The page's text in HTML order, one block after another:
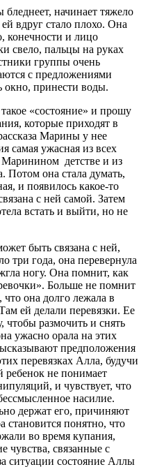
начинает тяжело
вдруг стало плохо. Она
конечности и лицо
свело, пальцы на руках
группы очень
с предложениями
окно, принести воды.
«состояние» и прошу
которые приходят в
Марины у нее
самая ужасная из всех
детстве и из
Потом она стала думать,
и появилось какое-то
с ней самой. Затем
встать и выйти, но не
быть связана с ней,
три года, она перевернула
ногу. Она помнит, как
Больше не помнит
она долго лежала в
ей делали перевязки. Ее
чтобы размочить и снять
ужасно орала на этих
предположения
перевязках Алла, будучи
ребенок не понимает
и чувствует, что
насилие.
держат его, причиняют
становится понятно, что
во время купания,
чувства, связанные с
ситуации состояние Аллы